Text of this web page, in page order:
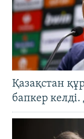
Қазақстан
бапкер